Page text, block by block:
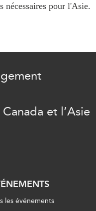
nécessaires pour l'Asie.
et l’Asie
les événements